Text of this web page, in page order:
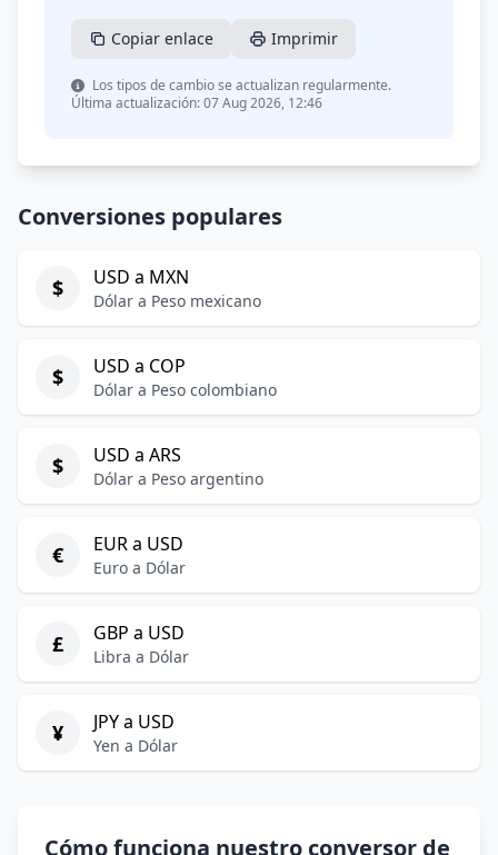
Copiar enlace Imprimir
Los tipos de cambio se actualizan regularmente.
Última actualización: 07 Aug 2026, 12:46
Conversiones populares
$ USD a MXN
Dólar a Peso mexicano
$ USD a COP
Dólar a Peso colombiano
$ USD a ARS
Dólar a Peso argentino
€ EUR a USD
Euro a Dólar
£ GBP a USD
Libra a Dólar
¥ JPY a USD
Yen a Dólar
Cómo funciona nuestro conversor de